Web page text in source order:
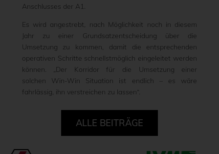
Anschlusses der A1.
Es wird angestrebt, nach Möglichkeit noch in diesem
Jahr zu einer Grundsatzentscheidung über die
Umsetzung zu kommen, damit die entsprechenden
operativen Schritte schnellstmöglich eingeleitet werden
können. „Der Korridor für die Umsetzung einer
solchen Win-Win Situation ist endlich – es wäre
fahrlässig, ihn verstreichen zu lassen“.
ALLE BEITRÄGE